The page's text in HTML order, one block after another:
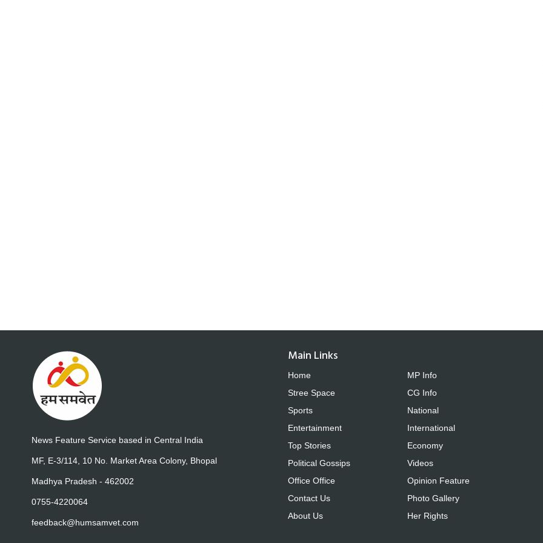
News Feature Service based in Central India
MF, E-3/114, 10 No. Market Area Colony, Bhopal
Madhya Pradesh - 462002
0755-4220064
feedback@humsamvet.com
Main Links
Home
Stree Space
Sports
Entertainment
Top Stories
Political Gossips
Office Office
Contact Us
About Us
MP Info
CG Info
National
International
Economy
Videos
Opinion Feature
Photo Gallery
Her Rights